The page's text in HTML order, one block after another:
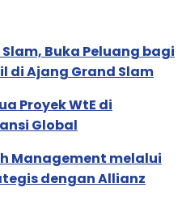
Slam, Buka Peluang bagi
di Ajang Grand Slam
Proyek WtE di
Global
Management melalui
dengan Allianz